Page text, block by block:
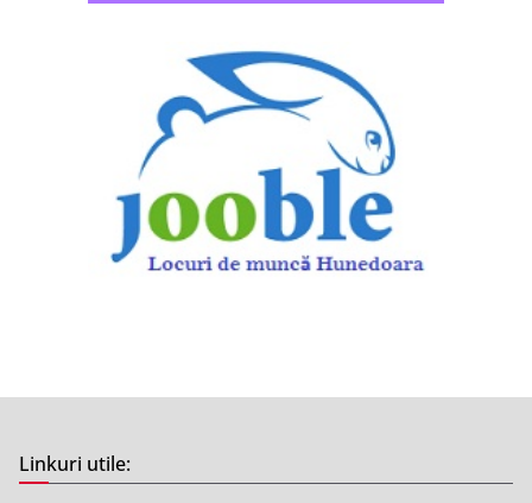
Linkuri utile: